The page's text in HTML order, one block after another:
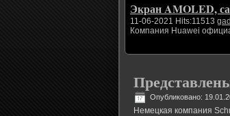
Экран AMOLED,
11-06-2021 Hits:11513
Компания Huawei
Опубликовано:
Немецкая компания